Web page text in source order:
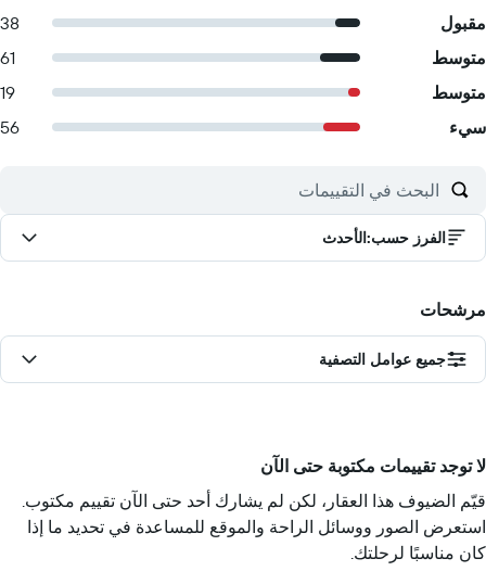
مقبول
38
متوسط
61
متوسط
19
سيء
56
الفرز حسب:الأحدث
مرشحات
جميع عوامل التصفية
لا توجد تقييمات مكتوبة حتى الآن
قيّم الضيوف هذا العقار، لكن لم يشارك أحد حتى الآن تقييم مكتوب.
استعرض الصور ووسائل الراحة والموقع للمساعدة في تحديد ما إذا
كان مناسبًا لرحلتك.